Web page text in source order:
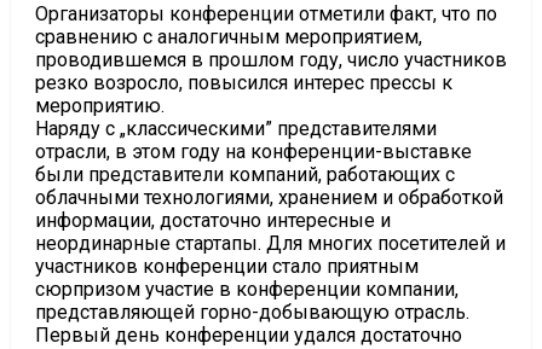
Организаторы конференции отметили факт, что по
сравнению с аналогичным мероприятием,
проводившемся в прошлом году, число участников
резко возросло, повысился интерес прессы к
мероприятию.
Наряду с „классическими” представителями
отрасли, в этом году на конференции-выставке
были представители компаний, работающих с
облачными технологиями, хранением и обработкой
информации, достаточно интересные и
неординарные стартапы. Для многих посетителей и
участников конференции стало приятным
сюрпризом участие в конференции компании,
представляющей горно-добывающую отрасль.
Первый день конференции удался достаточно